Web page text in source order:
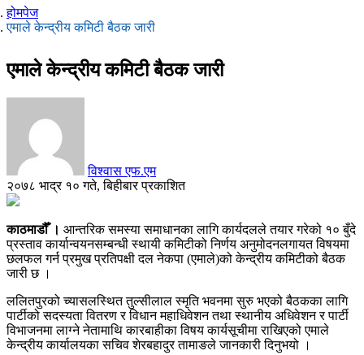
होमपेज
एमाले केन्द्रीय कमिटी बैठक जारी
एमाले केन्द्रीय कमिटी बैठक जारी
विश्वास एफ.एम
२०७८ भाद्र १० गते, बिहीबार प्रकाशित
काठमाडौँ । आन्तरिक समस्या समाधानका लागि कार्यदलले तयार गरेको १० बुँदे
प्रस्ताव कार्यान्वयनसम्बन्धी स्थायी कमिटीको निर्णय अनुमोदनलगायत विषयमा
छलफल गर्न प्रमुख प्रतिपक्षी दल नेकपा (एमाले)को केन्द्रीय कमिटीको बैठक
जारी छ ।
ललितपुरको च्यासलस्थित तुल्सीलाल स्मृति भवनमा सुरु भएको बैठकका लागि
पार्टीको सदस्यता वितरण र विधान महाधिवेशन तथा स्थानीय अधिवेशन र पार्टी
विभाजनमा लाग्ने नेतामाथि कारबाहीका विषय कार्यसूचीमा राखिएको एमाले
केन्द्रीय कार्यालयका सचिव शेरबहादुर तामाङले जानकारी दिनुभयो ।